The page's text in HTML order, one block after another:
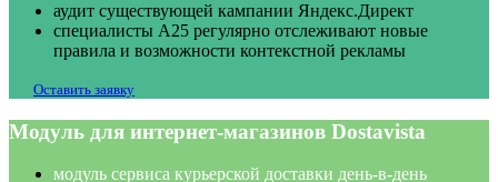
аудит существующей кампании Яндекс.Директ
специалисты А25 регулярно отслеживают новые
правила и возможности контекстной рекламы
Оставить заявку
Модуль для интернет-магазинов Dostavista
модуль сервиса курьерской доставки день-в-день